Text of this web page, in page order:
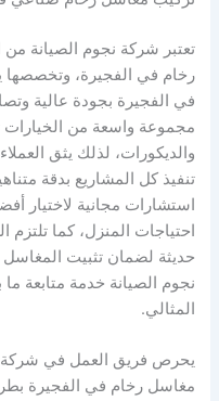
تعتبر شركة نجوم الصيانة
رخام في الفجيرة،
في الفجيرة بجودة عالية
مجموعة واسعة من
والديكورات، لذلك يثق
تنفيذ كل المشاريع بدقة
استشارات مجانية لاختيار
احتياجات المنزل، كما
حديثة لضمان تثبيت
نجوم الصيانة خدمة متابعة
المثالي.
يحرص فريق العمل في شركة
مغاسل رخام في الفجيرة